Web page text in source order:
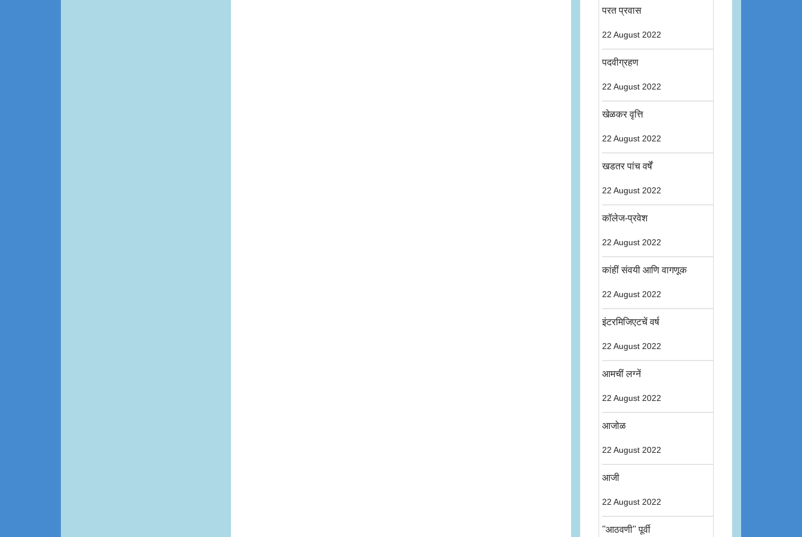
परत प्रवास
22 August 2022
पदवीग्रहण
22 August 2022
खेळकर वृत्ति
22 August 2022
खडतर पांच वर्षें
22 August 2022
कॉलेज-प्रवेश
22 August 2022
कांहीं संवयी आणि वागणूक
22 August 2022
इंटरमिजिएटचें वर्ष
22 August 2022
आमचीं लग्नें
22 August 2022
आजोळ
22 August 2022
आजी
22 August 2022
''आठवणी'' पूर्वी